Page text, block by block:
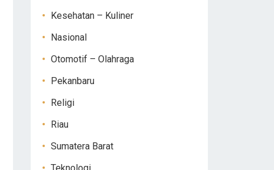
Kesehatan – Kuliner
Nasional
Otomotif – Olahraga
Pekanbaru
Religi
Riau
Sumatera Barat